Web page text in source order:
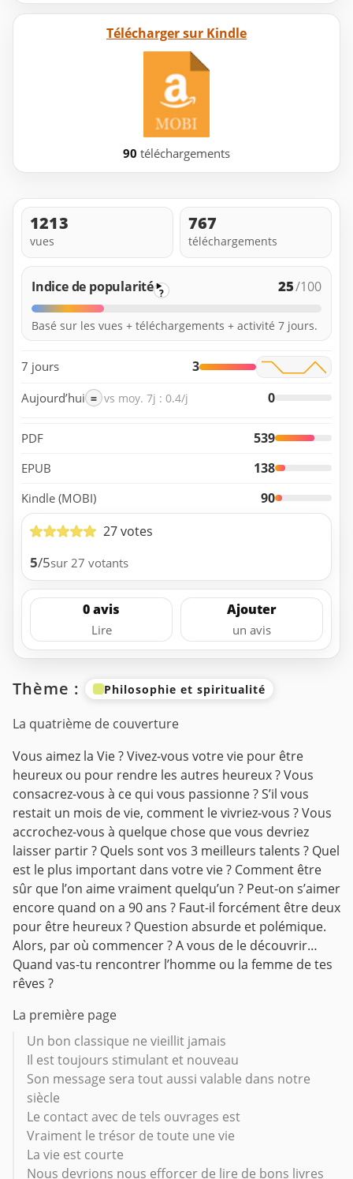
Télécharger sur Kindle
90 téléchargements
1213
vues
767
téléchargements
Indice de popularité ? 25/100
Basé sur les vues + téléchargements + activité 7 jours.
7 jours 3
Aujourd’hui = vs moy. 7j : 0.4/j 0
PDF 539
EPUB 138
Kindle (MOBI)
90
27 votes
5/5sur 27 votants
0 avis
Lire
Ajouter
un avis
Thème : Philosophie et spiritualité
La quatrième de couverture
Vous aimez la Vie ? Vivez-vous votre vie pour être
heureux ou pour rendre les autres heureux ? Vous
consacrez-vous à ce qui vous passionne ? S’il vous
restait un mois de vie, comment le vivriez-vous ? Vous
accrochez-vous à quelque chose que vous devriez
laisser partir ? Quels sont vos 3 meilleurs talents ? Quel
est le plus important dans votre vie ? Comment être
sûr que l’on aime vraiment quelqu’un ? Peut-on s’aimer
encore quand on a 90 ans ? Faut-il forcément être deux
pour être heureux ? Question absurde et polémique.
Alors, par où commencer ? A vous de le découvrir…
Quand vas-tu rencontrer l’homme ou la femme de tes
rêves ?
La première page
Un bon classique ne vieillit jamais
Il est toujours stimulant et nouveau
Son message sera tout aussi valable dans notre
siècle
Le contact avec de tels ouvrages est
Vraiment le trésor de toute une vie
La vie est courte
Nous devrions nous efforcer de lire de bons livres